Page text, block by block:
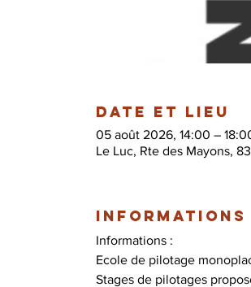
Date et lieu
05 août 2026, 14:00 –
Le Luc, Rte des Mayons,
Informations
Informations :
Ecole de pilotage
Stages de pilotages